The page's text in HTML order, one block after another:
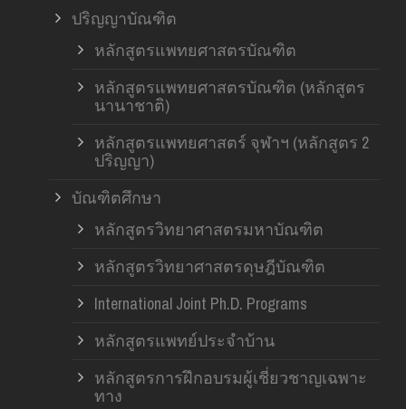
ปริญญาบัณฑิต
หลักสูตรแพทยศาสตรบัณฑิต
หลักสูตรแพทยศาสตรบัณฑิต (หลักสูตร
นานาชาติ)
หลักสูตรแพทยศาสตร์ จุฬาฯ (หลักสูตร 2
ปริญญา)
บัณฑิตศึกษา
หลักสูตรวิทยาศาสตรมหาบัณฑิต
หลักสูตรวิทยาศาสตรดุษฎีบัณฑิต
International Joint Ph.D. Programs
หลักสูตรแพทย์ประจำบ้าน
หลักสูตรการฝึกอบรมผู้เชี่ยวชาญเฉพาะ
ทาง